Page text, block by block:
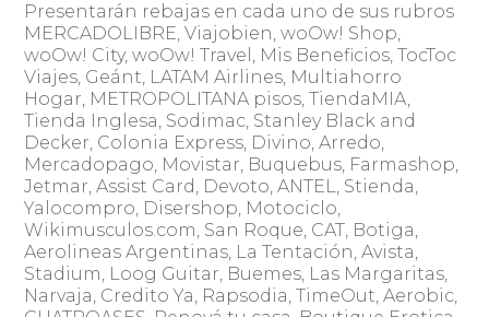
Presentarán rebajas en cada uno de sus rubros
MERCADOLIBRE, Viajobien, woOw! Shop,
woOw! City, woOw! Travel, Mis Beneficios, TocToc
Viajes, Geánt, LATAM Airlines, Multiahorro
Hogar, METROPOLITANA pisos, TiendaMIA,
Tienda Inglesa, Sodimac, Stanley Black and
Decker, Colonia Express, Divino, Arredo,
Mercadopago, Movistar, Buquebus, Farmashop,
Jetmar, Assist Card, Devoto, ANTEL, Stienda,
Yalocompro, Disershop, Motociclo,
Wikimusculos.com, San Roque, CAT, Botiga,
Aerolineas Argentinas, La Tentación, Avista,
Stadium, Loog Guitar, Buemes, Las Margaritas,
Narvaja, Credito Ya, Rapsodia, TimeOut, Aerobic,